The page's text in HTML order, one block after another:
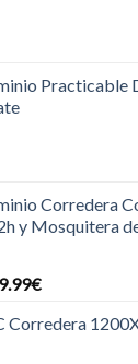
Practicable
Corredera
y Mosquitera
€El
actual
Corredera